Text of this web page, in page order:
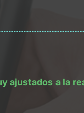
ajustados a la